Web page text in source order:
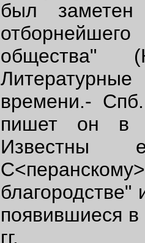
был
общества"
времени.-
пишет он в
Известны
появившиеся
гг.